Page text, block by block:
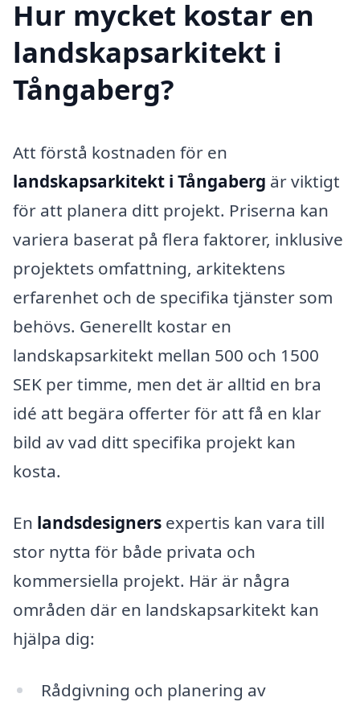
Hur mycket kostar en
landskapsarkitekt i
Tångaberg?
Att förstå kostnaden för en
landskapsarkitekt i Tångaberg är viktigt
för att planera ditt projekt. Priserna kan
variera baserat på flera faktorer, inklusive
projektets omfattning, arkitektens
erfarenhet och de specifika tjänster som
behövs. Generellt kostar en
landskapsarkitekt mellan 500 och 1500
SEK per timme, men det är alltid en bra
idé att begära offerter för att få en klar
bild av vad ditt specifika projekt kan
kosta.
En landsdesigners expertis kan vara till
stor nytta för både privata och
kommersiella projekt. Här är några
områden där en landskapsarkitekt kan
hjälpa dig:
Rådgivning och planering av